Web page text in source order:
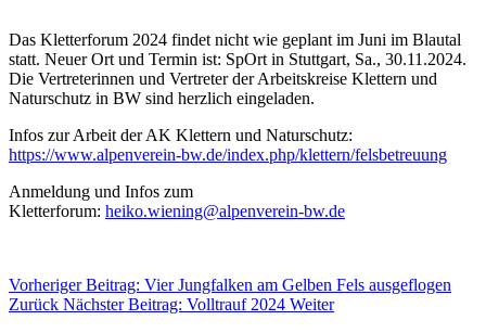
Das Kletterforum 2024 findet nicht wie geplant im Juni im Blautal
statt. Neuer Ort und Termin ist: SpOrt in Stuttgart, Sa., 30.11.2024.
Die Vertreterinnen und Vertreter der Arbeitskreise Klettern und
Naturschutz in BW sind herzlich eingeladen.
Infos zur Arbeit der AK Klettern und Naturschutz:
https://www.alpenverein-bw.de/index.php/klettern/felsbetreuung
Anmeldung und Infos zum
Kletterforum: heiko.wiening@alpenverein-bw.de
Vorheriger Beitrag: Vier Jungfalken am Gelben Fels ausgeflogen
Zurück Nächster Beitrag: Volltrauf 2024 Weiter